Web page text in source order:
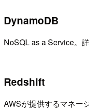
DynamoDB
NoSQL as a Service。
Redshift
AWSが提供するマネー